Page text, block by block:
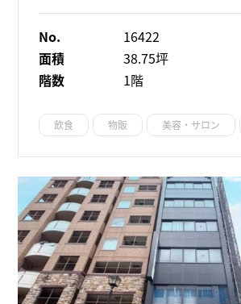
No.
16422
面積
38.75坪
階数
1階
飲食 物販 美容・サロン